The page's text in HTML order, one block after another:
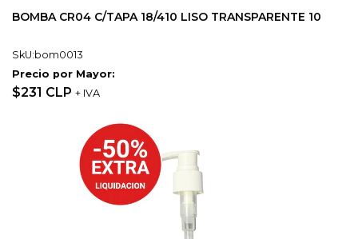
BOMBA CR04 C/TAPA 18/410 LISO TRANSPARENTE 10
SkU:bom0013
Precio por Mayor:
$231 CLP + IVA